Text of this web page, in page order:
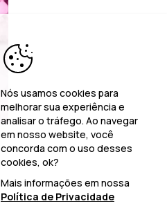
Nós usamos cookies para
melhorar sua experiência e
analisar o tráfego. Ao navegar
em nosso website, você
concorda com o uso desses
cookies, ok?
Mais informações em nossa
Política de Privacidade